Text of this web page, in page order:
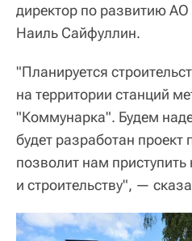
директор по развитию
Наиль Сайфуллин.
"Планируется
на территории станций
"Коммунарка". Будем
будет разработан
позволит нам
и строительству", —